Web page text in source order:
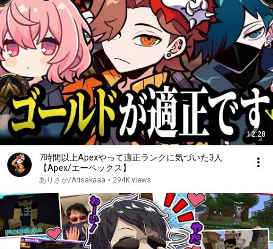
12:28
7時間以上Apexやって適正ランクに気づいた3人
【Apex/エーペックス】
ありさか/Arisakaaa • 294K views